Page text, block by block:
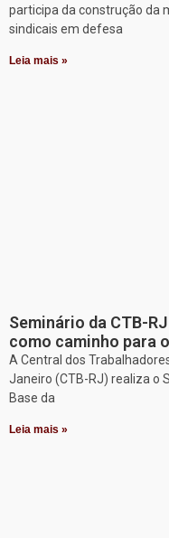
participa da construção da
sindicais em defesa
Leia mais »
Seminário da CTB-
como caminho para
A Central dos
Janeiro (CTB-RJ) realiza o
Base da
Leia mais »